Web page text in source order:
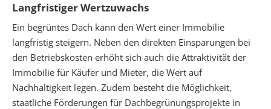
Langfristiger Wertzuwachs
Ein begrüntes Dach kann den Wert einer Immobilie
langfristig steigern. Neben den direkten Einsparungen bei
den Betriebskosten erhöht sich auch die Attraktivität der
Immobilie für Käufer und Mieter, die Wert auf
Nachhaltigkeit legen. Zudem besteht die Möglichkeit,
staatliche Förderungen für Dachbegrünungsprojekte in